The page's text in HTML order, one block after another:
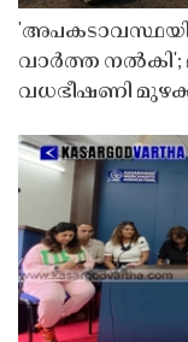
വാർത്ത നൽകി';
വധഭീഷണി